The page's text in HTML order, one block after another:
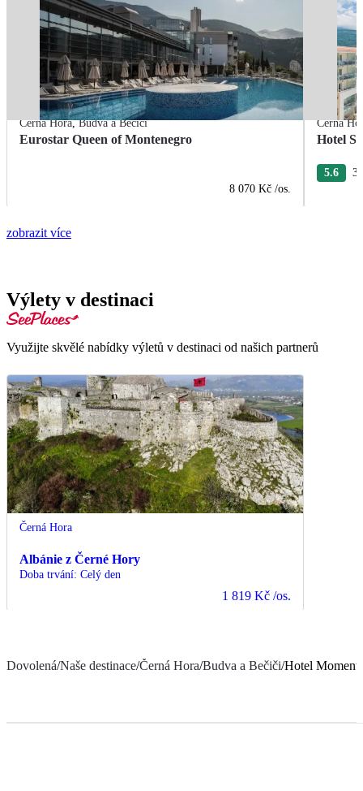
Černá Hora,Budva a Bečiči
Eurostar Queen of Montenegro
8 070 Kč /os.
Černá
Hotel
5.6 3
zobrazit více
Výlety v destinaci
Využijte skvělé nabídky výletů v destinaci od našich partnerů
Černá Hora
Albánie z Černé Hory
Doba trvání: Celý den
1 819 Kč /os.
Dovolená/Naše destinace/Černá Hora/Budva a Bečiči/Hotel